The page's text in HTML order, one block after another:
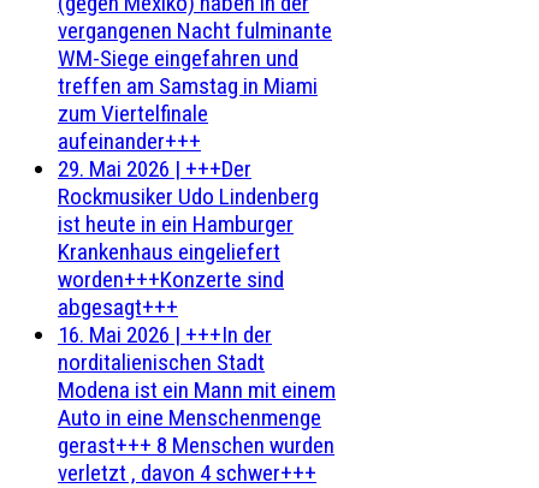
vergangenen Nacht fulminante
WM-Siege eingefahren und
treffen am Samstag in Miami
zum Viertelfinale
aufeinander+++
29. Mai 2026 | +++Der
Rockmusiker Udo Lindenberg
ist heute in ein Hamburger
Krankenhaus eingeliefert
worden+++Konzerte sind
abgesagt+++
16. Mai 2026 | +++In der
norditalienischen Stadt
Modena ist ein Mann mit einem
Auto in eine Menschenmenge
gerast+++ 8 Menschen wurden
verletzt , davon 4 schwer+++